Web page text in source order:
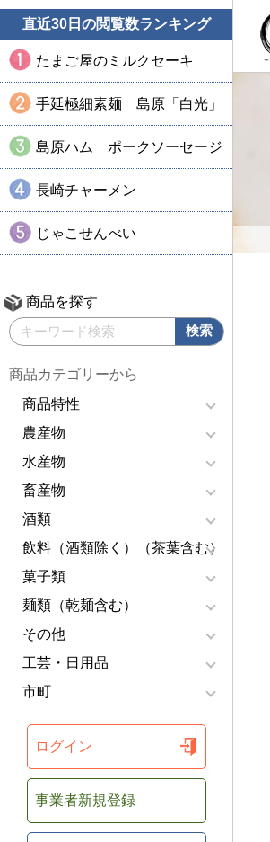
直近30日の閲覧数ランキング
たまご屋のミルクセーキ
手延極細素麺 島原「白光」
島原ハム ポークソーセージ
長崎チャーメン
じゃこせんべい
商品を探す
商品カテゴリーから
商品特性
農産物
水産物
畜産物
酒類
飲料（酒類除く）（茶葉含む）
菓子類
麺類（乾麺含む）
その他
工芸・日用品
市町
ログイン
事業者新規登録